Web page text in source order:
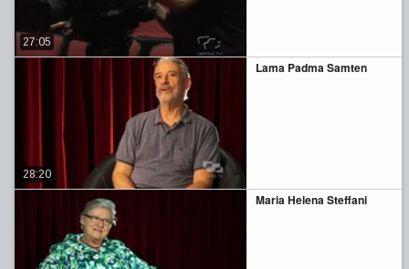
27:05
Lama Padma Samten
28:20
Maria Helena Steffani